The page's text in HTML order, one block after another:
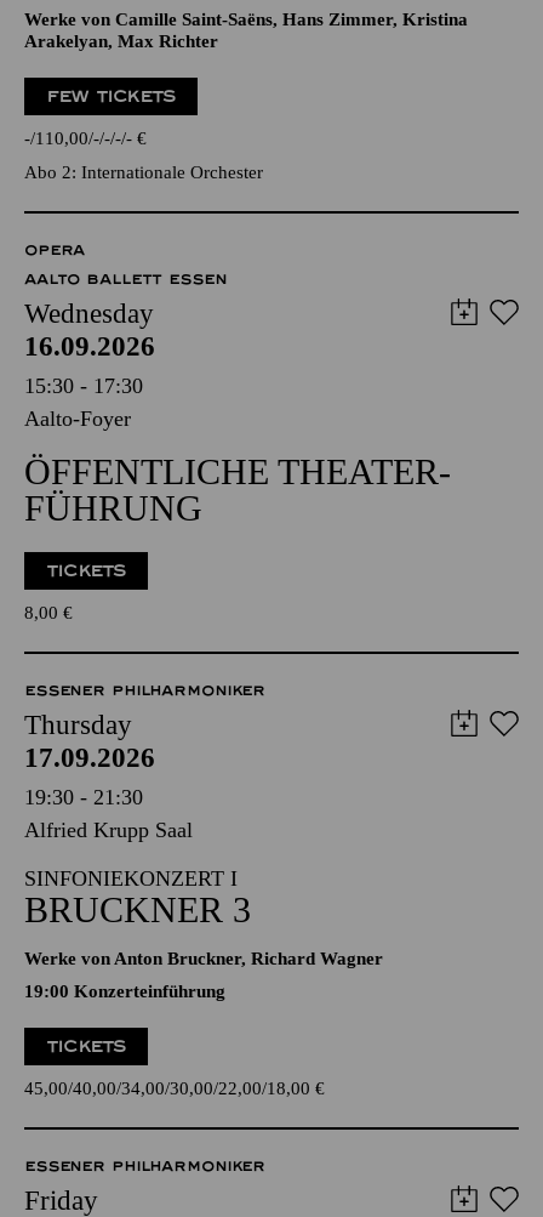
Werke von Camille Saint-Saëns, Hans Zimmer, Kristina
Arakelyan, Max Richter
FEW TICKETS
- 110,00 - - - - €
Abo 2: Internationale Orchester
OPERA
AALTO BALLETT ESSEN
Wednesday
16.09.2026
15:30 - 17:30
Aalto-Foyer
ÖFFENTLICHE THEATER­
FÜHRUNG
TICKETS
8,00 €
ESSENER PHILHARMONIKER
Thursday
17.09.2026
19:30 - 21:30
Alfried Krupp Saal
SINFONIEKONZERT I
BRUCKNER 3
Werke von Anton Bruckner, Richard Wagner
19:00 Konzerteinführung
TICKETS
45,00 40,00 34,00 30,00 22,00 18,00 €
ESSENER PHILHARMONIKER
Friday